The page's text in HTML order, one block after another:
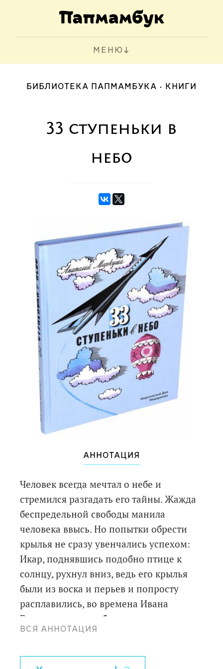
МЕНЮ
БИБЛИОТЕКА ПАПМАМБУКА КНИГИ
33 ступеньки в
небо
АННОТАЦИЯ
Человек всегда мечтал о небе и
стремился разгадать его тайны. Жажда
беспредельной свободы манила
человека ввысь. Но попытки обрести
крылья не сразу увенчались успехом:
Икар, поднявшись подобно птице к
солнцу, рухнул вниз, ведь его крылья
были из воска и перьев и попросту
расплавились, во времена Ивана
Грозного один из боярских холопов
прыгнул с колокольни, размахивая
через много лет стараниями многих
ВСЯ АННОТАЦИЯ